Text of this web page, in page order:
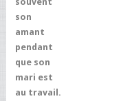
son
amant
pendant
que son
mari est
au travail.